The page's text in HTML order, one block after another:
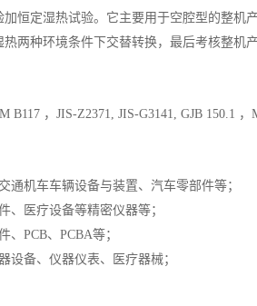
恒定湿热试验。它主要用于空腔型的整机
两种环境条件下交替转换，最后考核整机
B117 ，JIS-Z2371, JIS-G3141, GJB 150.1
通机车车辆设备与装置、汽车零部件等；
、医疗设备等精密仪器等；
PCB、PCBA等；
设备、仪器仪表、医疗器械；